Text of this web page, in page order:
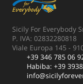
Sicily For Everybody
P. IVA: 02832280818
Viale Europa 145 -
+39 346 785 06
Habiba: +39